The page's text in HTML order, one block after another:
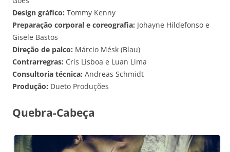
Design gráfico: Tommy Kenny
Preparação corporal e coreografia: Johayne Hildefonso e
Gisele Bastos
Direção de palco: Márcio Mésk (Blau)
Contrarregras: Cris Lisboa e Luan Lima
Consultoria técnica: Andreas Schmidt
Produção: Dueto Produções
Quebra-Cabeça